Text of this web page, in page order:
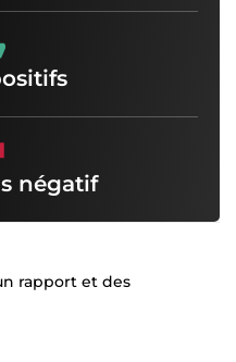
négatif
rapport et des